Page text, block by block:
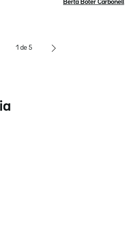
Berta Boter Carbonell
1 de 5